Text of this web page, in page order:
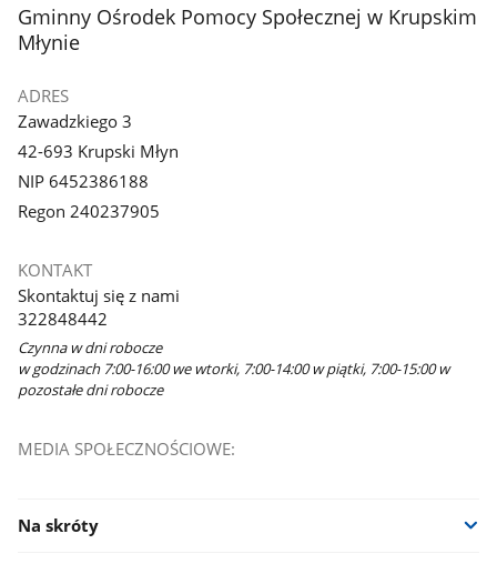
stopka
Gminny Ośrodek Pomocy Społecznej w Krupskim
Młynie
ADRES
Zawadzkiego 3
42-693 Krupski Młyn
NIP 6452386188
Regon 240237905
KONTAKT
Skontaktuj się z nami
322848442
Czynna w dni robocze
w godzinach 7:00-16:00 we wtorki, 7:00-14:00 w piątki, 7:00-15:00 w
pozostałe dni robocze
MEDIA SPOŁECZNOŚCIOWE:
Na skróty